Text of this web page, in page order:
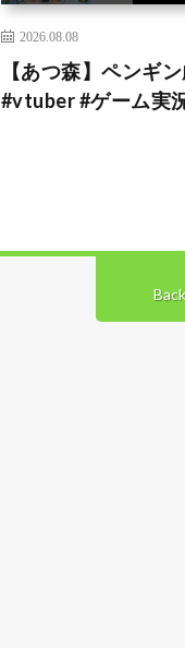
2026.08.08
【あつ森】ペンギ
#vtuber #ゲーム実